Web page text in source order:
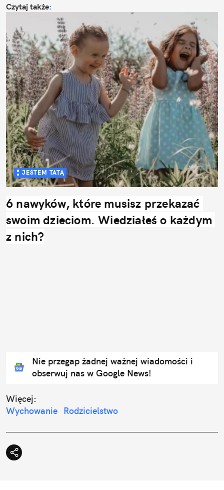
Czytaj także:
JESTEM TATĄ
6 nawyków, które musisz przekazać
swoim dzieciom. Wiedziałeś o każdym
z nich?
Nie przegap żadnej ważnej wiadomości i
obserwuj nas w Google News!
Więcej:
Wychowanie Rodzicielstwo